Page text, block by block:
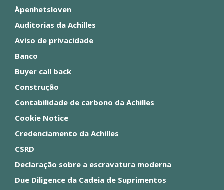
Åpenhetsloven
Auditorias da Achilles
Aviso de privacidade
Banco
Buyer call back
Construção
Contabilidade de carbono da Achilles
Cookie Notice
Credenciamento da Achilles
CSRD
Declaração sobre a escravatura moderna
Due Diligence da Cadeia de Suprimentos